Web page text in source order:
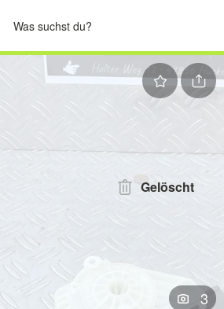
Gelöscht
3